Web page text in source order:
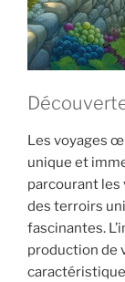
Les voyages
unique et
parcourant les
des terroirs
fascinantes.
production de